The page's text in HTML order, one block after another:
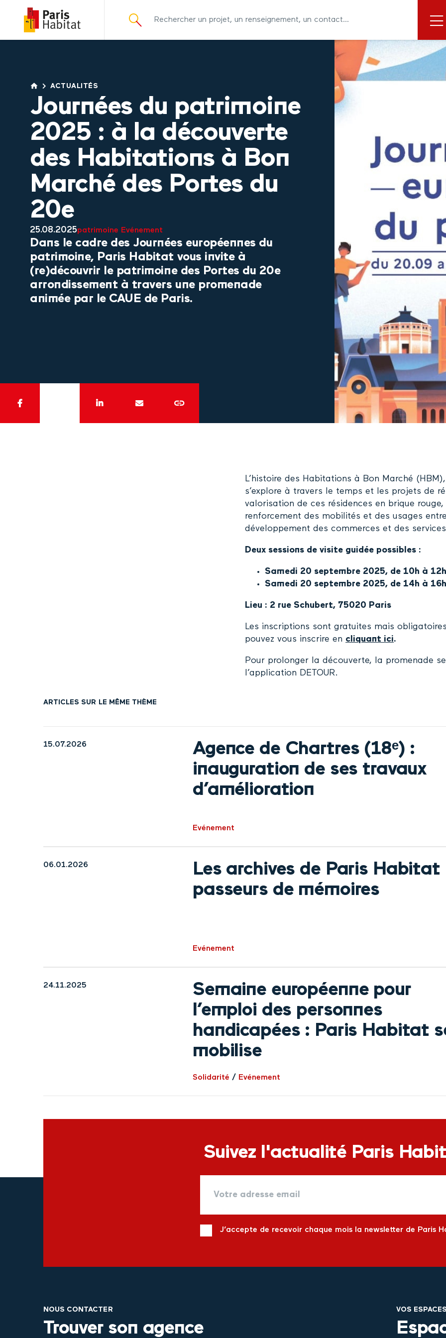
principal
ACTUALITÉS
Journées du patrimoine
2025 : à la découverte
des Habitations à Bon
Marché des Portes du
20e
25.08.2025patrimoine Evénement
Dans le cadre des Journées européennes du
patrimoine, Paris Habitat vous invite à
(re)découvrir le patrimoine des Portes du 20e
arrondissement à travers une promenade
animée par le CAUE de Paris.
L’histoire des Habitations à Bon Marché
s’explore à travers le temps et les projets de
valorisation de ces résidences en brique
renforcement des mobilités et des usages
développement des commerces et des
Deux sessions de visite guidée possibles :
Samedi 20 septembre 2025, de 10h à 12h
Samedi 20 septembre 2025, de 14h à 16h
Lieu : 2 rue Schubert, 75020 Paris
Les inscriptions sont gratuites mais
pouvez vous inscrire en cliquant ici.
Pour prolonger la découverte, la promenade
l’application DETOUR.
ARTICLES SUR LE MÊME THÈME
15.07.2026
Agence de Chartres (18ᵉ) :
inauguration de ses travaux
d’amélioration
Evénement
06.01.2026
Les archives de Paris Habitat
passeurs de mémoires
Evénement
24.11.2025
Semaine européenne pour
l’emploi des personnes
handicapées : Paris Habitat
mobilise
Solidarité / Evénement
Suivez l'actualité Paris
J’accepte de recevoir chaque mois la newsletter de Paris
NOUS CONTACTER
Trouver son agence
VOS